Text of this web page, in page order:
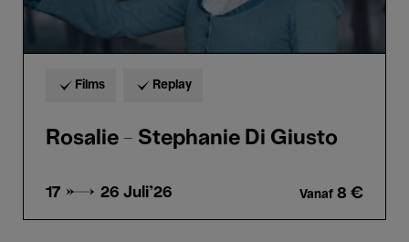
Films Replay
Rosalie - Stephanie Di Giusto
17 → 26 Juli'26 Vanaf 8 €